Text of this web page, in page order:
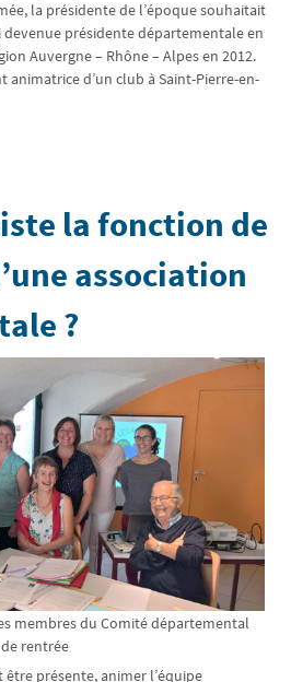
la présidente de l’époque souhaitait
devenue présidente départementale en
Auvergne – Rhône – Alpes en 2012.
animatrice d’un club à Saint-Pierre-en-
la fonction de
association
?
membres du Comité départemental
de rentrée
être présente, animer l’équipe